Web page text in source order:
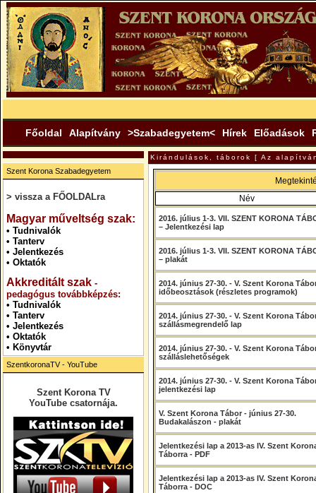
Főoldal Alapítvány >Szabadegyetem< Hírek Előadások
Szent Korona Szabadegyetem
> vissza a FŐOLDALra
Magyar műveltség szak:
• Tudnivalók
• Tanterv
• Jelentkezés
• Oktatók
Akkreditált szak -
pedagógus továbbképzés:
• Tudnivalók
• Tanterv
• Jelentkezés
• Oktatók
• Könyvtár
SzentkoronaTV - YouTube
Szent Korona TV
YouTube csatornája.
Kirándulások, táborok [ Az
Név
2016. július 1-3. VII. SZENT KORONA
– Jelentkezési lap
2016. július 1-3. VII. SZENT KORONA
– plakát
2014. június 27-30. - V. Szent Korona
időbeosztások (részletes programok)
2014. június 27-30. - V. Szent Korona
szállásmegrendelő lap
2014. június 27-30. - V. Szent Korona
szálláslehetőségek
2014. június 27-30. - V. Szent Korona
jelentkezési lap
V. Szent Korona Tábor - június 27-30.
Budakalászon - plakát
Jelentkezési lap a 2013-as IV. Szent
Táborra - PDF
Jelentkezési lap a 2013-as IV. Szent
Táborra - DOC